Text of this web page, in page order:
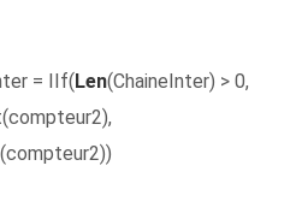
IIf(Len(ChaineInter) > 0,